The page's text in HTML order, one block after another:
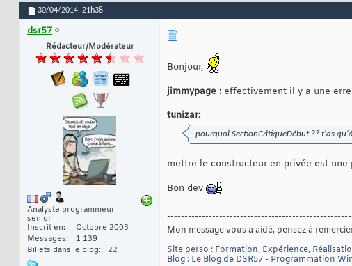
30/04/2014, 21h38
dsr57
Rédacteur/Modérateur
Analyste programmeur
senior
Inscrit en
Octobre 2003
Messages
1 139
Billets dans le blog
22
Bonjour,
jimmypage : effectivement il y a une
tunizar:
pourquoi SectionCritiqueDébut ?? t'as
mettre le constructeur en privée est
Bon dev
Mon message vous a aidé, pensez à
Site perso : Formation, Expérience,
Blog : Le Blog de DSR57 - Programmation